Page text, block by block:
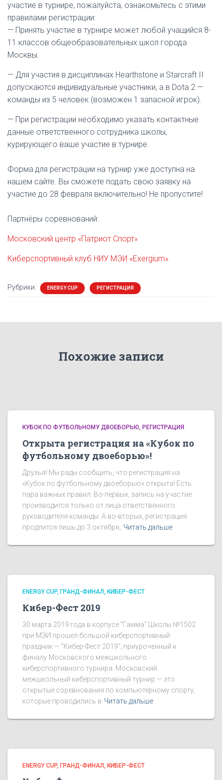
участие в турнире, пожалуйста, ознакомьтесь с этими
правилами регистрации:
— Принять участие в турнире может любой учащийся 8-
11 классов общеобразовательных школ города
Москвы.
— Для участия в дисциплинах Hearthstone и Starcraft II
допускаются индивидуальные участники, а в Dota 2 —
команды из 5 человек (возможен 1 запасной игрок).
— При регистрации необходимо указать контактные
данные ответственного сотрудника школы,
курирующего ваше участие в турнире.
Форма для регистрации на турнир уже доступна на
нашем сайте. Вы сможете подать свою заявку на
участие до 28 февраля включительно! Не пропустите!
Партнёры соревнований:
Московский центр «Патриот.Спорт»
Киберспортивный клуб НИУ МЭИ «Exergium»
Рубрики: ENERGY CUP РЕГИСТРАЦИЯ
Похожие записи
КУБОК ПО ФУТБОЛЬНОМУ ДВОЕБОРЬЮ РЕГИСТРАЦИЯ
Открыта регистрация на «Кубок по
футбольному двоеборью»!
Друзья! Мы рады сообщить, что регистрация на
«Кубок по футбольному двоеборью» открыта! Есть
пара важных правил. Во-первых, запись на участие
производится только от лица ответственного
руководителя команды. А во-вторых, регистрация
продлится лишь до 3 октября,
Читать дальше
ENERGY CUP ГРАНД-ФИНАЛ КИБЕР-ФЕСТ
Кибер-Фест 2019
30 марта 2019 года в корпусе “Гамма” Школы №1502
при МЭИ прошел большой киберспортивный
праздник — “Кибер-Фест 2019”, приуроченный к
финалу Московского межшкольного
киберспортивного турнира. Московский
межшкольный киберспортивный турнир — это
открытые соревнования по компьютерному спорту,
которые проводились в Читать дальше
ENERGY CUP ГРАНД-ФИНАЛ КИБЕР-ФЕСТ